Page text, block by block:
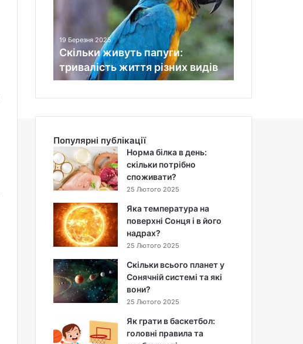
у
п
п
у
г
и
:
т
р
в
л
і
т
и
19 Березня 2025
Скільки живуть папуги:
тривалість життя різних видів
Популярні публікації
Норма білка в день:
скільки потрібно
споживати?
25 Лютого 2025
Яка температура на
поверхні Сонця і в його
надрах?
25 Лютого 2025
Скільки всього планет у
Сонячній системі та які
вони?
25 Лютого 2025
Як грати в баскетбол:
головні правила та